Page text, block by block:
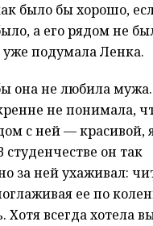
было бы хорошо,
а его рядом не
подумала Ленка.
она не любила
не понимала,
с ней — красивой,
он так
за ней ухаживал:
ее по
Хотя всегда хотела